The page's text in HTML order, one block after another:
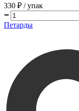
330 ₽ / упак
Петарды